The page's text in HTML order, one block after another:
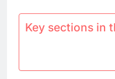
Key sections in